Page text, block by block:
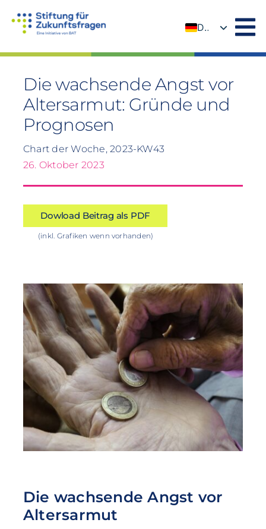
Inhalt
DE
Die wachsende Angst vor
Altersarmut: Gründe und
Prognosen
Chart der Woche, 2023-KW43
26. Oktober 2023
Dowload Beitrag als PDF
(inkl. Grafiken wenn vorhanden)
Die wachsende Angst vor
Altersarmut